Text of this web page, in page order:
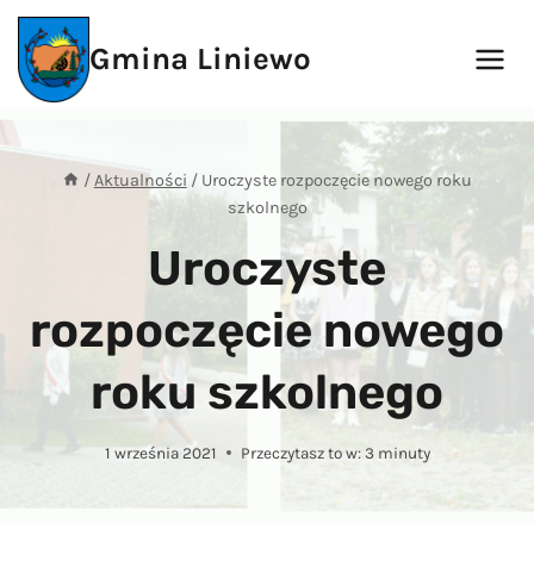
Przejdź
treści
Gmina Liniewo
/Aktualności / Uroczyste rozpoczęcie nowego roku
szkolnego
Uroczyste
rozpoczęcie nowego
roku szkolnego
1 września 2021 Przeczytasz to w:3 minuty